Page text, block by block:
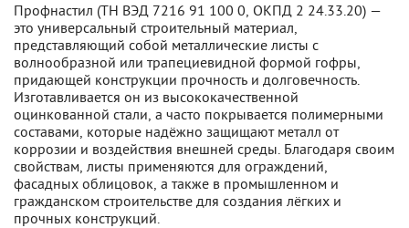
Профнастил (ТН ВЭД 7216 91 100 0, ОКПД 2 24.33.20) —
это универсальный строительный материал,
представляющий собой металлические листы с
волнообразной или трапециевидной формой гофры,
придающей конструкции прочность и долговечность.
Изготавливается он из высококачественной
оцинкованной стали, а часто покрывается полимерными
составами, которые надёжно защищают металл от
коррозии и воздействия внешней среды. Благодаря своим
свойствам, листы применяются для ограждений,
фасадных облицовок, а также в промышленном и
гражданском строительстве для создания лёгких и
прочных конструкций.